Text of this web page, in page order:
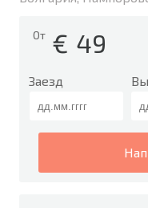
От € 49
Заезд